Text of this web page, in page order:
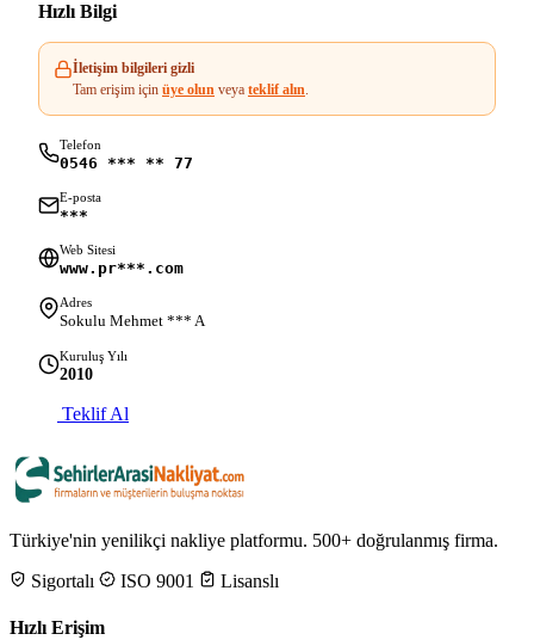
Hızlı Bilgi
İletişim bilgileri gizli
Tam erişim için üye olun veya teklif alın.
Telefon
0546 *** ** 77
E-posta
***
Web Sitesi
www.pr***.com
Adres
Sokulu Mehmet *** A
Kuruluş Yılı
2010
Teklif Al
Türkiye'nin yenilikçi nakliye platformu. 500+ doğrulanmış firma.
Sigortalı
ISO 9001 Lisanslı
Hızlı Erişim